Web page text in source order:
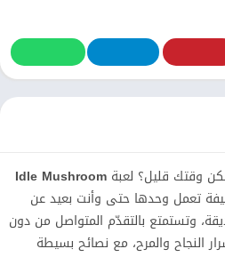
وقتك قليل؟ لعبة Idle Mushroom
تعمل وحدها حتى وأنت بعيد عن
وتستمتع بالتقدّم المتواصل من دون
النجاح والمرح، مع نصائح بسيطة